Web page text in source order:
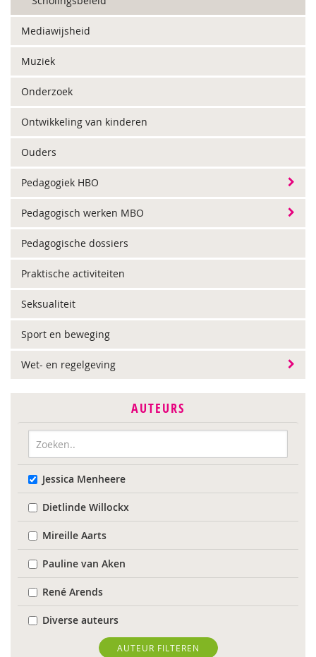
Mediawijsheid
Muziek
Onderzoek
Ontwikkeling van kinderen
Ouders
Pedagogiek HBO
Pedagogisch werken MBO
Pedagogische dossiers
Praktische activiteiten
Seksualiteit
Sport en beweging
Wet- en regelgeving
AUTEURS
Jessica Menheere
Dietlinde Willockx
Mireille Aarts
Pauline van Aken
René Arends
Diverse auteurs
Roli Ayutsede AUTEUR FILTEREN